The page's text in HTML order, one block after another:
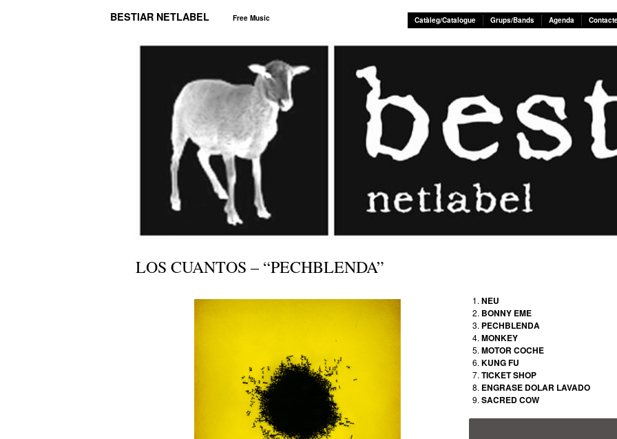
BESTIAR NETLABEL Free Music Catàleg/Catalogue Grups/Bands Agenda
LOS CUANTOS – “PECHBLENDA”
NEU
BONNY EME
PECHBLENDA
MONKEY
MOTOR COCHE
KUNG FU
TICKET SHOP
ENGRASE DOLAR LAVADO
SACRED COW